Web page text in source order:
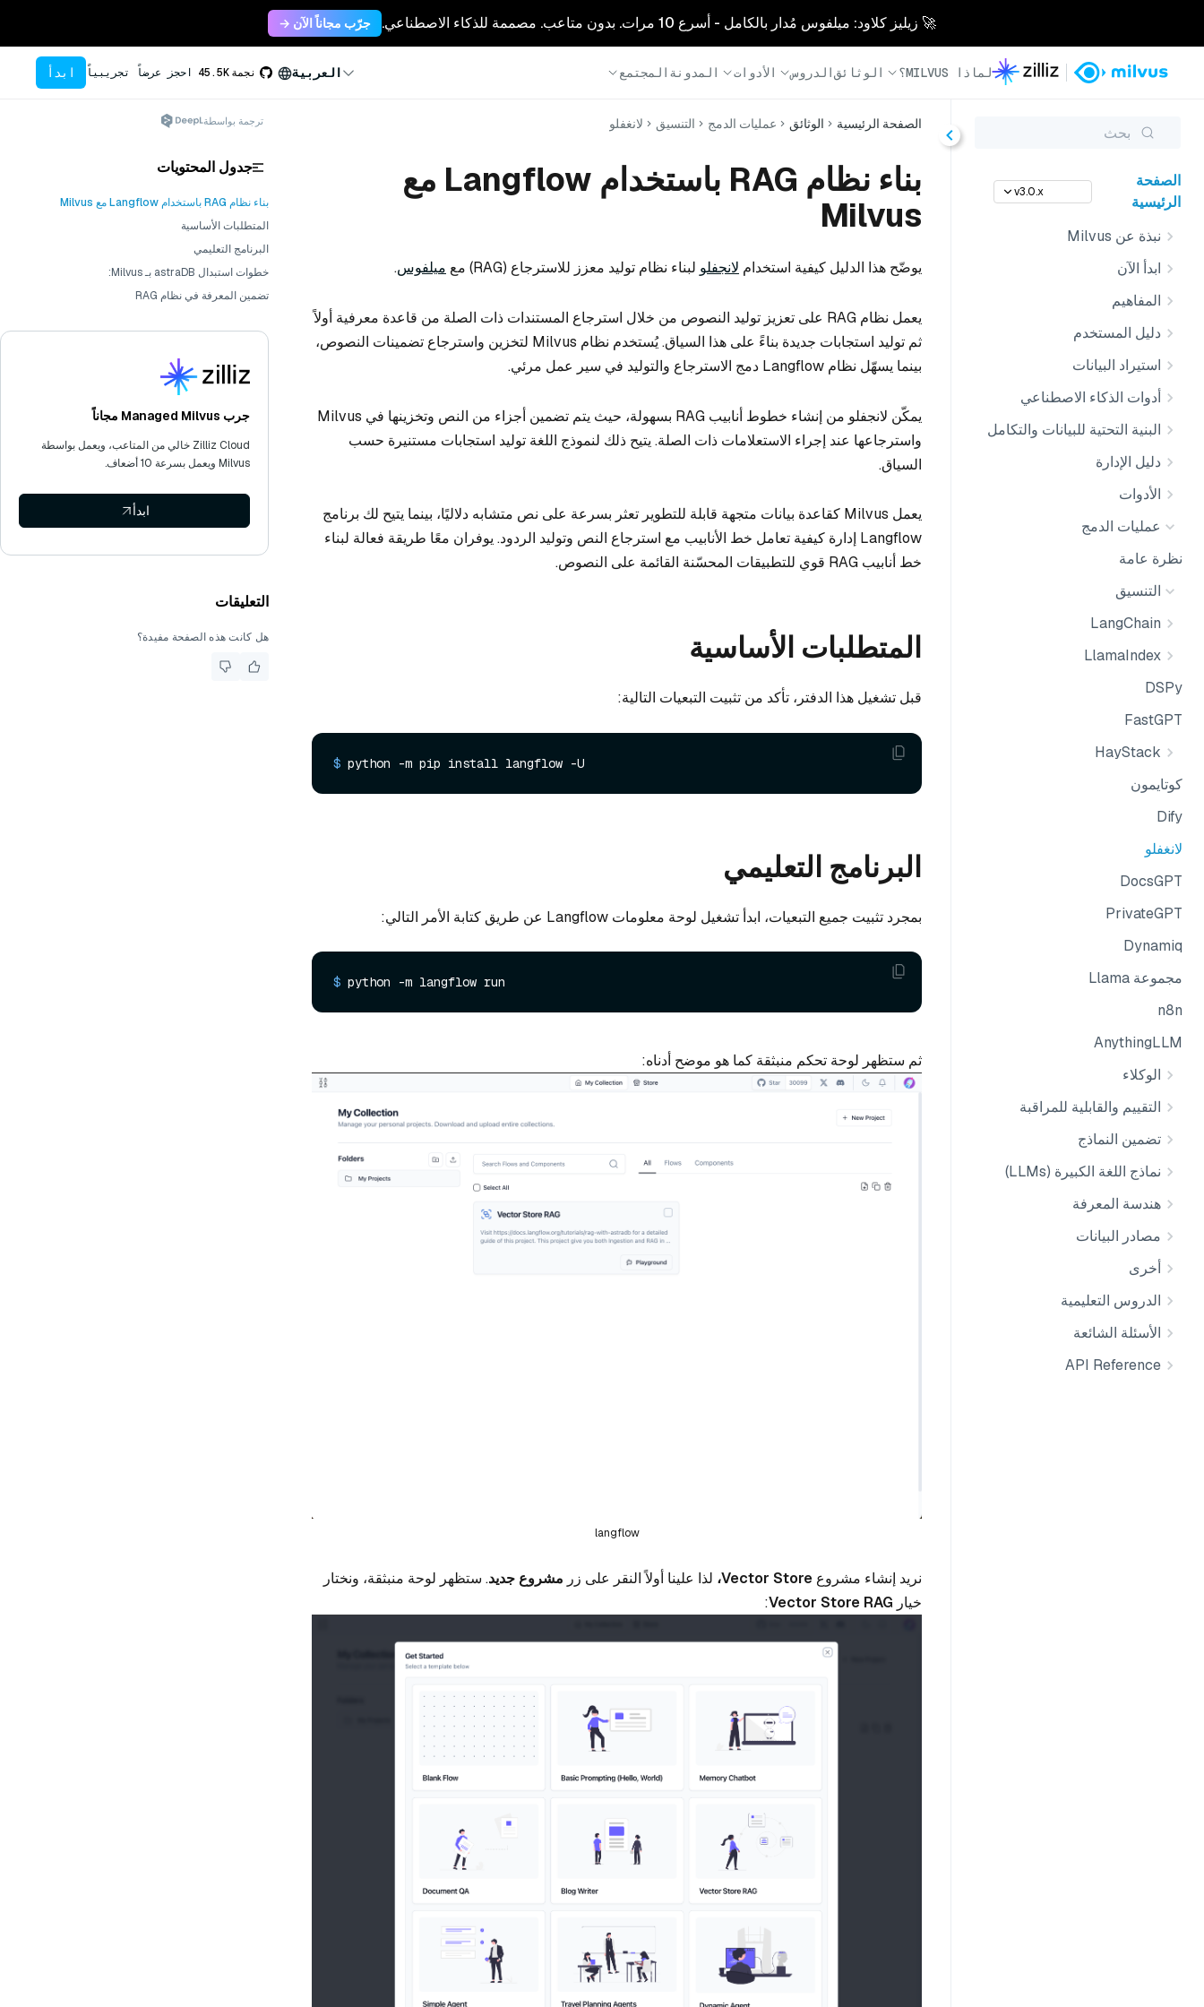
🚀 زيليز كلاود: ميلفوس مُدار بالكامل - أسرع 10 مرات. بدون متاعب. مصممة للذكاء الاصطناعي. جرّب مجاناً الآن →
لماذا MILVUS؟ الوثائقالدروس الأدوات المدونة المجتمع العربية نجمة45.5K احجز عرضاً تجريبياً ابدأ
بحث
الصفحة
الرئيسية
v3.0.x
نبذة عن Milvus
ابدأ الآن
المفاهيم
دليل المستخدم
استيراد البيانات
أدوات الذكاء الاصطناعي
البنية التحتية للبيانات والتكامل
دليل الإدارة
الأدوات
عمليات الدمج
نظرة عامة
التنسيق
LangChain
LlamaIndex
DSPy
FastGPT
HayStack
كوتايمون
Dify
لانغفلو
DocsGPT
PrivateGPT
Dynamiq
مجموعة Llama
n8n
AnythingLLM
الوكلاء
التقييم والقابلية للمراقبة
تضمين النماذج
نماذج اللغة الكبيرة (LLMs)
هندسة المعرفة
مصادر البيانات
أخرى
الدروس التعليمية
الأسئلة الشائعة
API Reference
الصفحة الرئيسية الوثائق عمليات الدمج التنسيق لانغفلو
بناء نظام RAG باستخدام Langflow مع
Milvus
يوضّح هذا الدليل كيفية استخدام لانجفلو لبناء نظام توليد معزز للاسترجاع (RAG) مع ميلفوس.
يعمل نظام RAG على تعزيز توليد النصوص من خلال استرجاع المستندات ذات الصلة من قاعدة معرفية أولاً
ثم توليد استجابات جديدة بناءً على هذا السياق. يُستخدم نظام Milvus لتخزين واسترجاع تضمينات النصوص،
بينما يسهّل نظام Langflow دمج الاسترجاع والتوليد في سير عمل مرئي.
يمكّن لانجفلو من إنشاء خطوط أنابيب RAG بسهولة، حيث يتم تضمين أجزاء من النص وتخزينها في Milvus
واسترجاعها عند إجراء الاستعلامات ذات الصلة. يتيح ذلك لنموذج اللغة توليد استجابات مستنيرة حسب
السياق.
يعمل Milvus كقاعدة بيانات متجهة قابلة للتطوير تعثر بسرعة على نص متشابه دلاليًا، بينما يتيح لك برنامج
Langflow إدارة كيفية تعامل خط الأنابيب مع استرجاع النص وتوليد الردود. يوفران معًا طريقة فعالة لبناء
خط أنابيب RAG قوي للتطبيقات المحسّنة القائمة على النصوص.
المتطلبات الأساسية
قبل تشغيل هذا الدفتر، تأكد من تثبيت التبعيات التالية:
$ python -m pip install langflow -U
البرنامج التعليمي
بمجرد تثبيت جميع التبعيات، ابدأ تشغيل لوحة معلومات Langflow عن طريق كتابة الأمر التالي:
$ python -m langflow run
ثم ستظهر لوحة تحكم منبثقة كما هو موضح أدناه:
langflow
نريد إنشاء مشروع Vector Store، لذا علينا أولاً النقر على زر مشروع جديد. ستظهر لوحة منبثقة، ونختار
خيار Vector Store RAG
:
ترجمة بواسطة
جدول المحتويات
بناء نظام RAG باستخدام Langflow مع Milvus
المتطلبات الأساسية
البرنامج التعليمي
خطوات استبدال astraDB بـ Milvus:
تضمين المعرفة في نظام RAG
جرب Managed Milvus مجاناً
Zilliz Cloud خالي من المتاعب، ويعمل بواسطة
Milvus ويعمل بسرعة 10 أضعاف.
ابدأ
التعليقات
هل كانت هذه الصفحة مفيدة؟